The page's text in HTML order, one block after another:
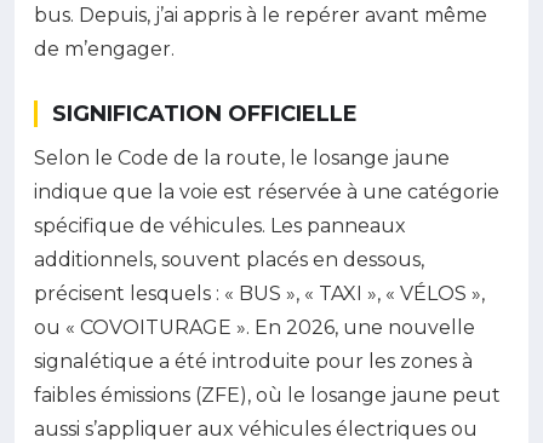
bus. Depuis, j’ai appris à le repérer avant même
de m’engager.
SIGNIFICATION OFFICIELLE
Selon le Code de la route, le losange jaune
indique que la voie est réservée à une catégorie
spécifique de véhicules. Les panneaux
additionnels, souvent placés en dessous,
précisent lesquels : « BUS », « TAXI », « VÉLOS »,
ou « COVOITURAGE ». En 2026, une nouvelle
signalétique a été introduite pour les zones à
faibles émissions (ZFE), où le losange jaune peut
aussi s’appliquer aux véhicules électriques ou